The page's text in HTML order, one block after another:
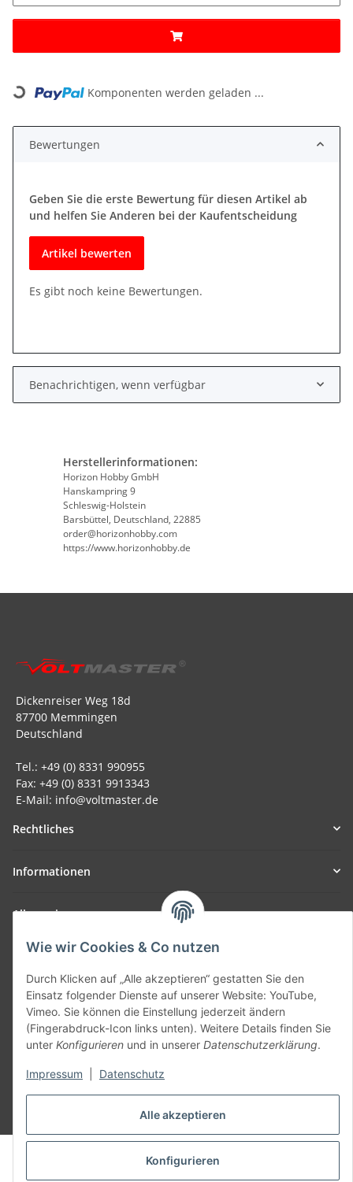
Alle akzeptieren
Konfigurieren
Wie wir Cookies & Co nutzen
Durch Klicken auf „Alle akzeptieren“ gestatten Sie den
Einsatz folgender Dienste auf unserer Website: YouTube,
Vimeo. Sie können die Einstellung jederzeit ändern
(Fingerabdruck-Icon links unten). Weitere Details finden Sie
unter Konfigurieren und in unserer Datenschutzerklärung.
Impressum Datenschutz
Loading... Komponenten werden geladen ...
Bewertungen
Geben Sie die erste Bewertung für diesen Artikel ab
und helfen Sie Anderen bei der Kaufentscheidung
Artikel bewerten
Es gibt noch keine Bewertungen.
Benachrichtigen, wenn verfügbar
Herstellerinformationen:
Horizon Hobby GmbH
Hanskampring 9
Schleswig-Holstein
Barsbüttel, Deutschland, 22885
order@horizonhobby.com
https://www.horizonhobby.de
Dickenreiser Weg 18d
87700 Memmingen
Deutschland
Tel.: +49 (0) 8331 990955
Fax: +49 (0) 8331 9913343
E-Mail: info@voltmaster.de
Rechtliches
Informationen
Allgemein
Teil unseres Netzwerks:
SmoliTec - Safety. Simplified. Worldwide. ( B2B Shop )
Vertrag widerrufen
* Alle Preise inkl. gesetzlicher USt., zzgl.Versand
© voltmaster.de
Powered byJTL-Shop